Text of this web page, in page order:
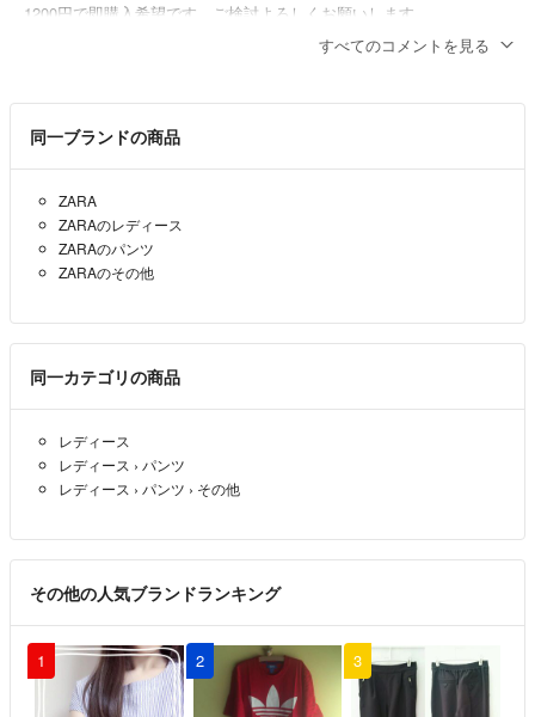
1200円で即購入希望です。ご検討よろしくお願いします
すべてのコメントを見る
同一ブランドの商品
ZARA
ZARAのレディース
ZARAのパンツ
ZARAのその他
同一カテゴリの商品
レディース
レディース › パンツ
レディース › パンツ › その他
その他の人気ブランドランキング
1 2 3